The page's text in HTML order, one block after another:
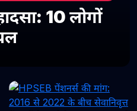
10 लोगों